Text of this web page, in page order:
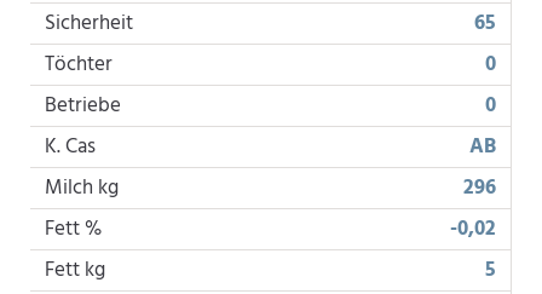
Sicherheit
65
Töchter
0
Betriebe
0
K. Cas
AB
Milch kg
296
Fett %
-0,02
Fett kg
5